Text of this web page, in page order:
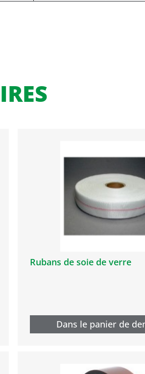
Rubans de soie de verre
Dans le panier de